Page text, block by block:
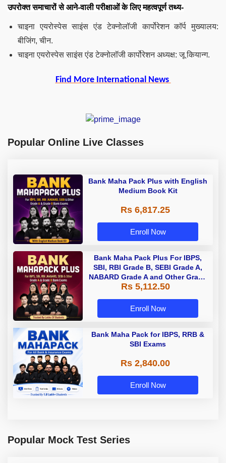
उपरोक्त समाचारों से आने-वाली परीक्षाओं के लिए महत्वपूर्ण तथ्य-
चाइना एयरोस्पेस साइंस एंड टेक्नोलॉजी कार्पोरेशनकॉर्प मुख्यालय:
बीजिंग, चीन.
चाइना एयरोस्पेस साइंस एंड टेक्नोलॉजी कार्पोरेशनअध्यक्ष: जू कियान्ग.
Find More International News
Popular Online Live Classes
Bank Maha Pack Plus with English
Medium Book Kit
Rs 6,817.25
Enroll Now
Bank Maha Pack Plus For IBPS,
SBI, RBI Grade B, SEBI Grade A,
NABARD Grade A and Other Grade
A & Grade B Bank Exams
Rs 5,112.50
Enroll Now
Bank Maha Pack for IBPS, RRB &
SBI Exams
Rs 2,840.00
Enroll Now
Popular Mock Test Series